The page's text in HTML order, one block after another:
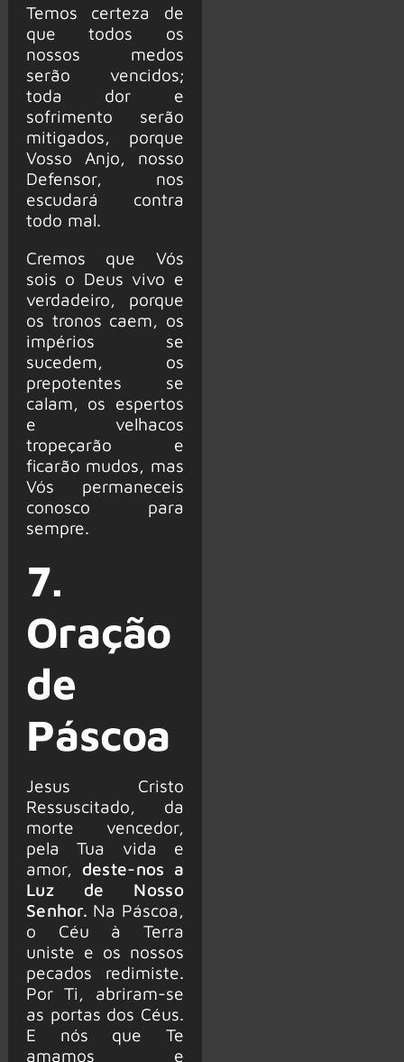
Temos certeza de
que todos os
nossos medos
serão vencidos;
toda dor e
sofrimento serão
mitigados, porque
Vosso Anjo, nosso
Defensor, nos
escudará contra
todo mal.
Cremos que Vós
sois o Deus vivo e
verdadeiro, porque
os tronos caem, os
impérios se
sucedem, os
prepotentes se
calam, os espertos
e velhacos
tropeçarão e
ficarão mudos, mas
Vós permaneceis
conosco para
sempre.
7.
Oração
de
Páscoa
Jesus Cristo
Ressuscitado, da
morte vencedor,
pela Tua vida e
amor, deste-nos a
Luz de Nosso
Senhor. Na Páscoa,
o Céu à Terra
uniste e os nossos
pecados redimiste.
Por Ti, abriram-se
as portas dos Céus.
E nós que Te
amamos e